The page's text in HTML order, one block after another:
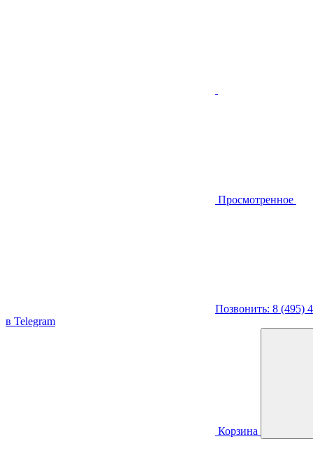
Просмотренное
Позвонить: 8 (495)
в Telegram
Корзина